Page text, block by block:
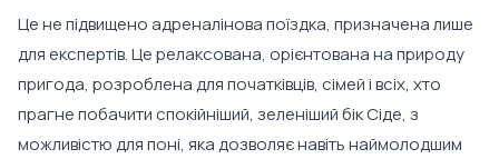
Це не підвищено адреналінова поїздка, призначена лише
для експертів. Це релаксована, орієнтована на природу
пригода, розроблена для початківців, сімей і всіх, хто
прагне побачити спокійніший, зеленіший бік Сіде, з
можливістю для поні, яка дозволяє навіть наймолодшим